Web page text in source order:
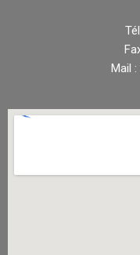
Mail